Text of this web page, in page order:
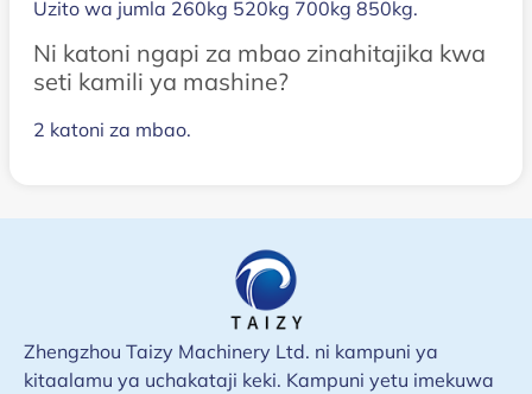
Uzito wa jumla 260kg 520kg 700kg 850kg.
Ni katoni ngapi za mbao zinahitajika kwa
seti kamili ya mashine?
2 katoni za mbao.
Zhengzhou Taizy Machinery Ltd. ni kampuni ya
kitaalamu ya uchakataji keki. Kampuni yetu imekuwa